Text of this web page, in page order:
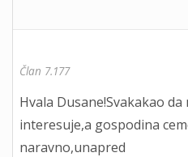
Član 7.177
Hvala Dusane!Svakakao
interesuje,a gospodina
naravno,unapred